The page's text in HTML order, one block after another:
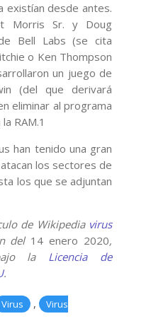
existían desde antes.
Morris Sr. y Doug
Bell Labs (se cita
o Ken Thompson
un juego de
(del que derivará
eliminar al programa
RAM.1​
han tenido una gran
los sectores de
los que se adjuntan
de Wikipedia virus
del 14 enero 2020,
la Licencia de
.
Virus ,
Virus